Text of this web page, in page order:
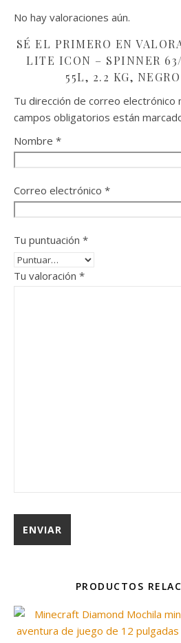
No hay valoraciones aún.
SÉ EL PRIMERO EN
LITE ICON – SPINNER
55L, 2.2 KG,
Tu dirección de correo electrónico
campos obligatorios están
Nombre *
Correo electrónico *
Tu puntuación *
Tu valoración *
PRODUCTOS